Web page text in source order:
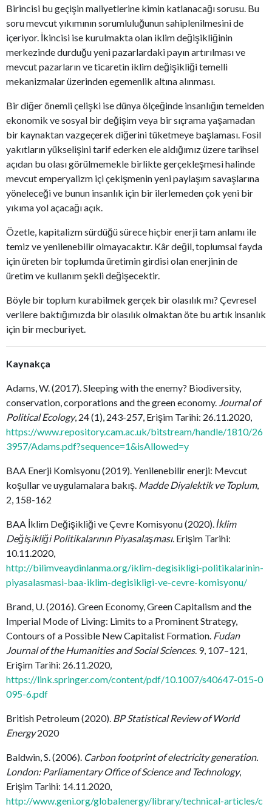
Birincisi bu geçişin maliyetlerine kimin katlanacağı sorusu. Bu
soru mevcut yıkımının sorumluluğunun sahiplenilmesini de
içeriyor. İkincisi ise kurulmakta olan iklim değişikliğinin
merkezinde durduğu yeni pazarlardaki payın artırılması ve
mevcut pazarların ve ticaretin iklim değişikliği temelli
mekanizmalar üzerinden egemenlik altına alınması.
Bir diğer önemli çelişki ise dünya ölçeğinde insanlığın temelden
ekonomik ve sosyal bir değişim veya bir sıçrama yaşamadan
bir kaynaktan vazgeçerek diğerini tüketmeye başlaması. Fosil
yakıtların yükselişini tarif ederken ele aldığımız üzere tarihsel
açıdan bu olası görülmemekle birlikte gerçekleşmesi halinde
mevcut emperyalizm içi çekişmenin yeni paylaşım savaşlarına
yöneleceği ve bunun insanlık için bir ilerlemeden çok yeni bir
yıkıma yol açacağı açık.
Özetle, kapitalizm sürdüğü sürece hiçbir enerji tam anlamı ile
temiz ve yenilenebilir olmayacaktır. Kâr değil, toplumsal fayda
için üreten bir toplumda üretimin girdisi olan enerjinin de
üretim ve kullanım şekli değişecektir.
Böyle bir toplum kurabilmek gerçek bir olasılık mı? Çevresel
verilere baktığımızda bir olasılık olmaktan öte bu artık insanlık
için bir mecburiyet.
Kaynakça
Adams, W. (2017). Sleeping with the enemy? Biodiversity,
conservation, corporations and the green economy. Journal of
Political Ecology, 24 (1), 243-257, Erişim Tarihi: 26.11.2020,
https://www.repository.cam.ac.uk/bitstream/handle/1810/26
3957/Adams.pdf?sequence=1&isAllowed=y
BAA Enerji Komisyonu (2019). Yenilenebilir enerji: Mevcut
koşullar ve uygulamalara bakış. Madde Diyalektik ve Toplum,
2, 158-162
BAA İklim Değişikliği ve Çevre Komisyonu (2020). İklim
Değişikliği Politikalarının Piyasalaşması. Erişim Tarihi:
10.11.2020,
http://bilimveaydinlanma.org/iklim-degisikligi-politikalarinin-
piyasalasmasi-baa-iklim-degisikligi-ve-cevre-komisyonu/
Brand, U. (2016). Green Economy, Green Capitalism and the
Imperial Mode of Living: Limits to a Prominent Strategy,
Contours of a Possible New Capitalist Formation. Fudan
Journal of the Humanities and Social Sciences. 9, 107–121,
Erişim Tarihi: 26.11.2020,
https://link.springer.com/content/pdf/10.1007/s40647-015-0
095-6.pdf
British Petroleum (2020). BP Statistical Review of World
Energy2020
Baldwin, S. (2006). Carbon footprint of electricity generation.
London: Parliamentary Office of Science and Technology,
Erişim Tarihi: 14.11.2020,
http://www.geni.org/globalenergy/library/technical-articles/c